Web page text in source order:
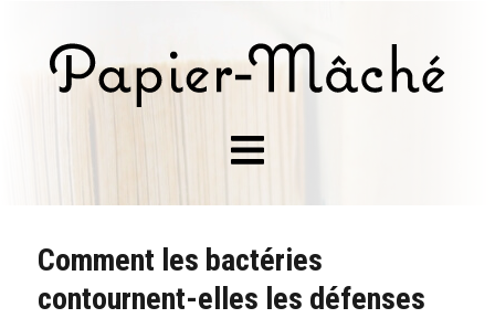
Comment les bactéries
contournent-elles les défenses